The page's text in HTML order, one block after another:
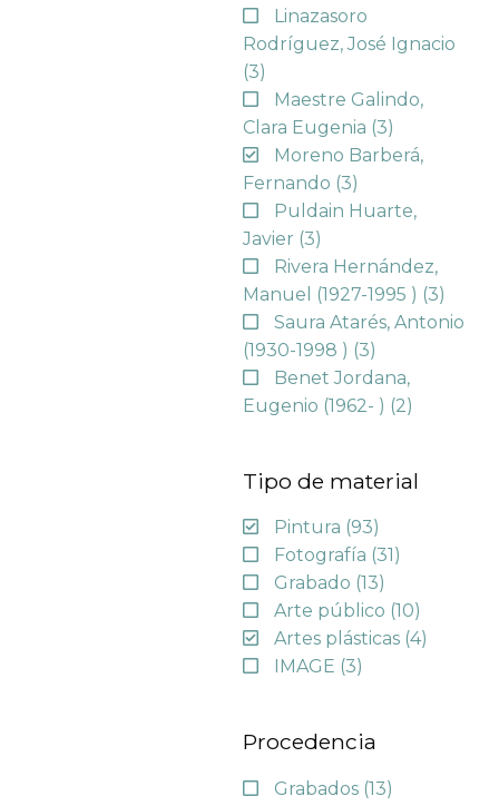
Linazasoro
Rodríguez, José Ignacio
(3)
Maestre Galindo,
Clara Eugenia (3)
Moreno Barberá,
Fernando (3)
Puldain Huarte,
Javier (3)
Rivera Hernández,
Manuel (1927-1995 ) (3)
Saura Atarés, Antonio
(1930-1998 ) (3)
Benet Jordana,
Eugenio (1962- ) (2)
Tipo de material
Pintura (93)
Fotografía (31)
Grabado (13)
Arte público (10)
Artes plásticas (4)
IMAGE (3)
Procedencia
Grabados (13)